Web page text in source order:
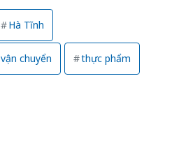
Hà Tĩnh
vận chuyển thực phẩm